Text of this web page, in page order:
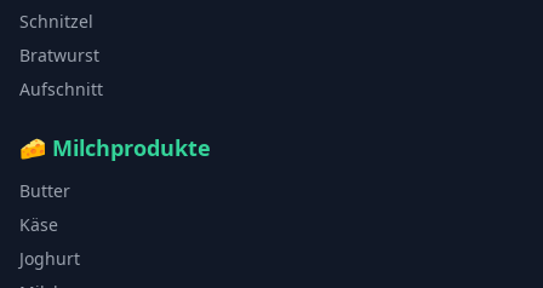
Schnitzel
Bratwurst
Aufschnitt
🧀 Milchprodukte
Butter
Käse
Joghurt